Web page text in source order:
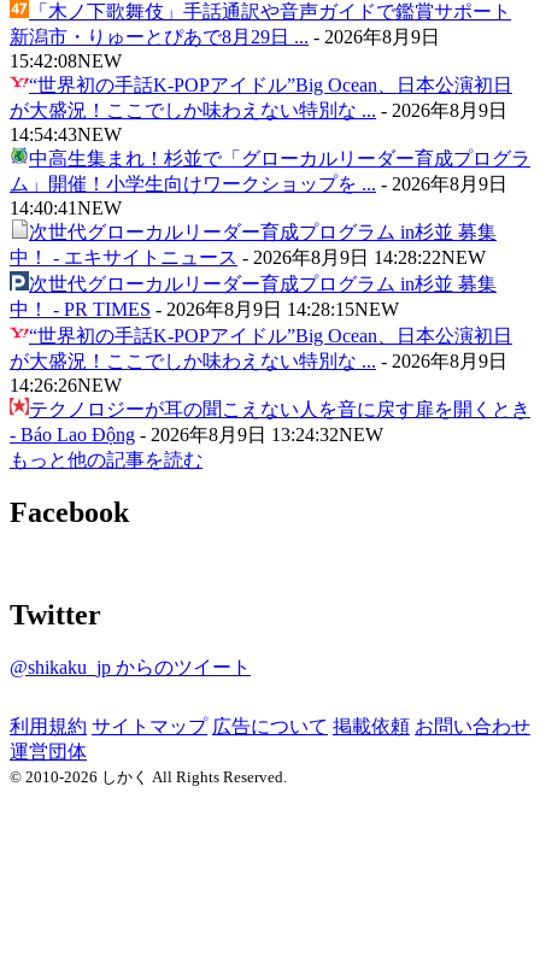
「木ノ下歌舞伎」手話通訳や音声ガイドで鑑賞サポート
新潟市・りゅーとぴあで8月29日 ... - 2026年8月9日
15:42:08NEW
“世界初の手話K-POPアイドル”Big Ocean、日本公演初日
が大盛況！ここでしか味わえない特別な ... - 2026年8月9日
14:54:43NEW
中高生集まれ！杉並で「グローカルリーダー育成プログラ
ム」開催！小学生向けワークショップを ... - 2026年8月9日
14:40:41NEW
次世代グローカルリーダー育成プログラム in杉並 募集
中！ - エキサイトニュース - 2026年8月9日 14:28:22NEW
次世代グローカルリーダー育成プログラム in杉並 募集
中！ - PR TIMES - 2026年8月9日 14:28:15NEW
“世界初の手話K-POPアイドル”Big Ocean、日本公演初日
が大盛況！ここでしか味わえない特別な ... - 2026年8月9日
14:26:26NEW
テクノロジーが耳の聞こえない人を音に戻す扉を開くとき
- Báo Lao Động - 2026年8月9日 13:24:32NEW
もっと他の記事を読む
Facebook
Twitter
@shikaku_jp からのツイート
利用規約 サイトマップ 広告について 掲載依頼 お問い合わせ
運営団体
© 2010-2026 しかく All Rights Reserved.